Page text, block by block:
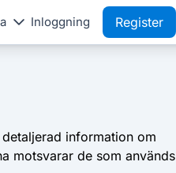
Inloggning Register
information om
motsvarar de som används